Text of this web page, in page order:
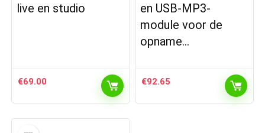
live en studio
€69.00
en USB-MP3-
module voor de
opname…
€92.65